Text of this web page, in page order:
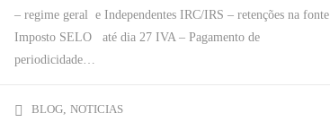
– regime geral e Independentes IRC/IRS – retenções na fonte
Imposto SELO até dia 27 IVA – Pagamento de
periodicidade…
BLOG, NOTICIAS